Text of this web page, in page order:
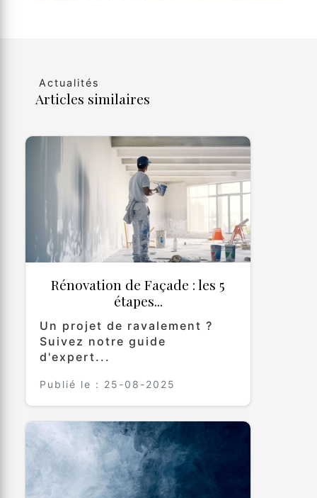
Actualités
Articles similaires
Rénovation de Façade : les 5
étapes...
Un projet de ravalement ?
Suivez notre guide
d'expert...
Publié le : 25-08-2025